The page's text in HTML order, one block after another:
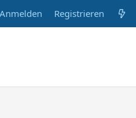
Anmelden Registrieren